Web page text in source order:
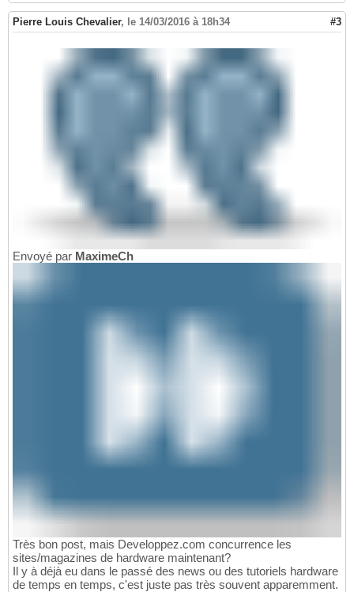
Pierre Louis Chevalier, le 14/03/2016 à 18h34 #3
Envoyé par MaximeCh
Très bon post, mais Developpez.com concurrence les
sites/magazines de hardware maintenant?
Il y à déjà eu dans le passé des news ou des tutoriels hardware
de temps en temps, c'est juste pas très souvent apparemment.